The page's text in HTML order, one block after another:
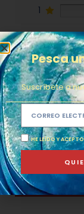
1
0 de 0 reseñas
Lo siento, no
actuales
*TALLAS PARA
«pegaditas» al
más holgadas
Pesca
Suscríbete a
HE LEÍDO Y